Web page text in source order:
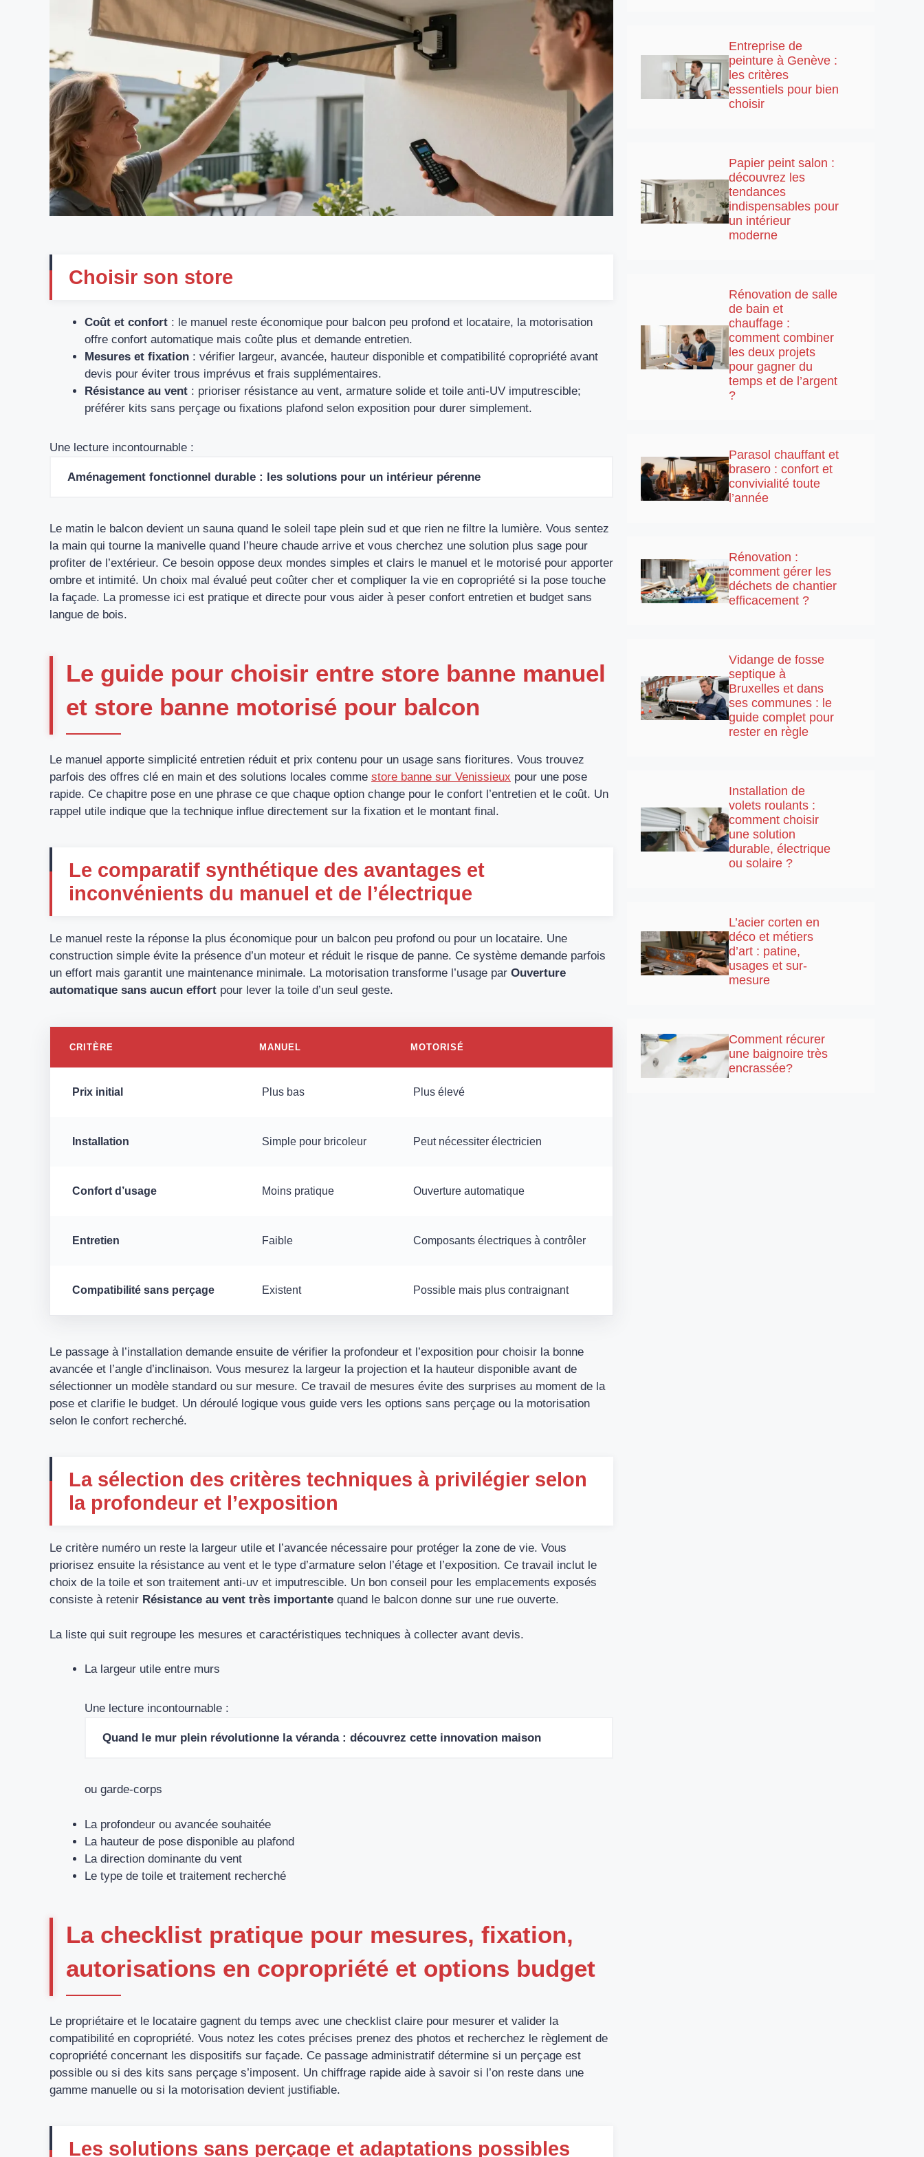
Choisir son store
Coût et confort : le manuel reste économique pour balcon peu profond et locataire, la motorisation
offre confort automatique mais coûte plus et demande entretien.
Mesures et fixation : vérifier largeur, avancée, hauteur disponible et compatibilité copropriété avant
devis pour éviter trous imprévus et frais supplémentaires.
Résistance au vent : prioriser résistance au vent, armature solide et toile anti‑UV imputrescible;
préférer kits sans perçage ou fixations plafond selon exposition pour durer simplement.
Une lecture incontournable :
Aménagement fonctionnel durable : les solutions pour un intérieur pérenne
Le matin le balcon devient un sauna quand le soleil tape plein sud et que rien ne filtre la lumière. Vous sentez
la main qui tourne la manivelle quand l’heure chaude arrive et vous cherchez une solution plus sage pour
profiter de l’extérieur. Ce besoin oppose deux mondes simples et clairs le manuel et le motorisé pour apporter
ombre et intimité. Un choix mal évalué peut coûter cher et compliquer la vie en copropriété si la pose touche
la façade. La promesse ici est pratique et directe pour vous aider à peser confort entretien et budget sans
langue de bois.
Le guide pour choisir entre store banne manuel
et store banne motorisé pour balcon
Le manuel apporte simplicité entretien réduit et prix contenu pour un usage sans fioritures. Vous trouvez
parfois des offres clé en main et des solutions locales comme store banne sur Venissieux pour une pose
rapide. Ce chapitre pose en une phrase ce que chaque option change pour le confort l’entretien et le coût. Un
rappel utile indique que la technique influe directement sur la fixation et le montant final.
Le comparatif synthétique des avantages et
inconvénients du manuel et de l’électrique
Le manuel reste la réponse la plus économique pour un balcon peu profond ou pour un locataire. Une
construction simple évite la présence d’un moteur et réduit le risque de panne. Ce système demande parfois
un effort mais garantit une maintenance minimale. La motorisation transforme l’usage par Ouverture
automatique sans aucun effort pour lever la toile d’un seul geste.
CRITÈRE MANUEL MOTORISÉ
Prix initial Plus bas Plus élevé
Installation Simple pour bricoleur Peut nécessiter électricien
Confort d’usage Moins pratique Ouverture automatique
Entretien Faible Composants électriques à contrôler
Compatibilité sans perçage Existent Possible mais plus contraignant
Le passage à l’installation demande ensuite de vérifier la profondeur et l’exposition pour choisir la bonne
avancée et l’angle d’inclinaison. Vous mesurez la largeur la projection et la hauteur disponible avant de
sélectionner un modèle standard ou sur mesure. Ce travail de mesures évite des surprises au moment de la
pose et clarifie le budget. Un déroulé logique vous guide vers les options sans perçage ou la motorisation
selon le confort recherché.
La sélection des critères techniques à privilégier selon
la profondeur et l’exposition
Le critère numéro un reste la largeur utile et l’avancée nécessaire pour protéger la zone de vie. Vous
priorisez ensuite la résistance au vent et le type d’armature selon l’étage et l’exposition. Ce travail inclut le
choix de la toile et son traitement anti-uv et imputrescible. Un bon conseil pour les emplacements exposés
consiste à retenir Résistance au vent très importante quand le balcon donne sur une rue ouverte.
La liste qui suit regroupe les mesures et caractéristiques techniques à collecter avant devis.
La largeur utile entre murs
Une lecture incontournable :
Quand le mur plein révolutionne la véranda : découvrez cette innovation maison
ou garde-corps
La profondeur ou avancée souhaitée
La hauteur de pose disponible au plafond
La direction dominante du vent
Le type de toile et traitement recherché
La checklist pratique pour mesures, fixation,
autorisations en copropriété et options budget
Le propriétaire et le locataire gagnent du temps avec une checklist claire pour mesurer et valider la
compatibilité en copropriété. Vous notez les cotes précises prenez des photos et recherchez le règlement de
copropriété concernant les dispositifs sur façade. Ce passage administratif détermine si un perçage est
possible ou si des kits sans perçage s’imposent. Un chiffrage rapide aide à savoir si l’on reste dans une
gamme manuelle ou si la motorisation devient justifiable.
Les solutions sans perçage et adaptations possibles
Entreprise de
peinture à Genève :
les critères
essentiels pour bien
choisir
Papier peint salon :
découvrez les
tendances
indispensables pour
un intérieur
moderne
Rénovation de salle
de bain et
chauffage :
comment combiner
les deux projets
pour gagner du
temps et de l’argent
?
Parasol chauffant et
brasero : confort et
convivialité toute
l’année
Rénovation :
comment gérer les
déchets de chantier
efficacement ?
Vidange de fosse
septique à
Bruxelles et dans
ses communes : le
guide complet pour
rester en règle
Installation de
volets roulants :
comment choisir
une solution
durable, électrique
ou solaire ?
L’acier corten en
déco et métiers
d’art : patine,
usages et sur-
mesure
Comment récurer
une baignoire très
encrassée?